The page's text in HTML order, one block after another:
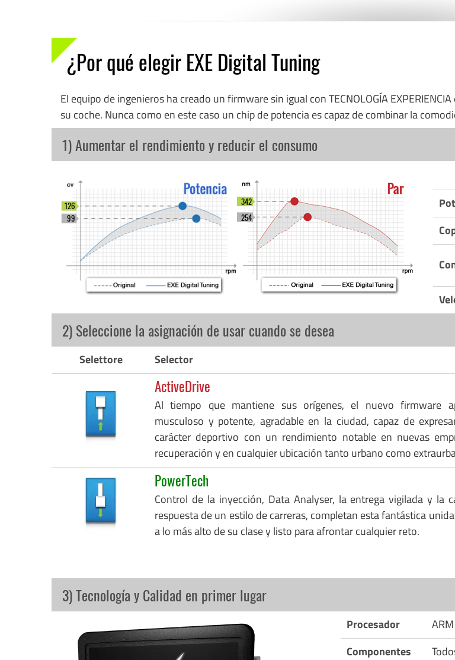
¿Por qué elegir EXE Digital Tuning
El equipo de ingenieros ha creado un firmware sin igual con TECNOLOGÍA
su coche. Nunca como en este caso un chip de potencia es capaz de combinar la
1) Aumentar el rendimiento y reducir el consumo
99
126
254
342
2) Seleccione la asignación de usar cuando se desea
Selettore Selector
ActiveDrive
Al tiempo que mantiene sus orígenes, el nuevo firmware
musculoso y potente, agradable en la ciudad, capaz de
carácter deportivo con un rendimiento notable en nuevas
recuperación y en cualquier ubicación tanto urbano como
PowerTech
Control de la inyección, Data Analyser, la entrega vigilada y la
respuesta de un estilo de carreras, completan esta fantástica
a lo más alto de su clase y listo para afrontar cualquier reto.
3) Tecnología y Calidad en primer lugar
Procesador
Componentes